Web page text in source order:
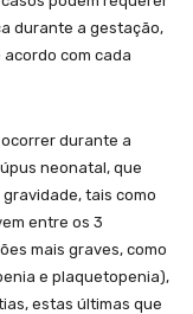
durante a gestação,
com cada
durante a
neonatal, que
tais como
entre os 3
mais graves, como
e plaquetopenia),
estas últimas que